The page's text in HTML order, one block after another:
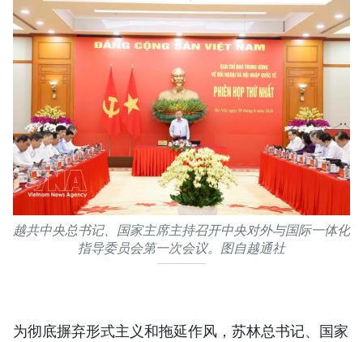
越共中央总书记、国家主席主持召开中央对外与国际一体化
指导委员会第一次会议。图自越通社
为彻底摒弃形式主义和拖延作风，苏林总书记、国家